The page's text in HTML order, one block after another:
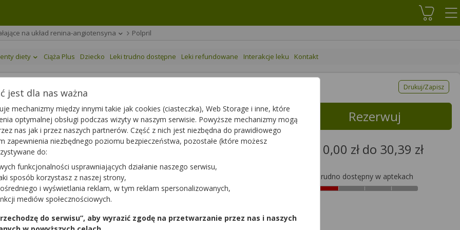
Koszyk
na układ renina-angiotensyna Polpril
diety Ciąża Plus Dziecko Leki trudno dostępne Leki refundowane Interakcje leku Kontakt
Drukuj/Zapisz
|65+|Dziecko
Rezerwuj
od 0,00 zł do 30,39 zł
Trudno dostępny w aptekach
5 mg
jest dla nas ważna
mechanizmy między innymi takie jak cookies (ciasteczka), Web Storage i inne, które
optymalnej obsługi podczas wizyty w naszym serwisie. Powyższe mechanizmy mogą
nas jak i przez naszych partnerów. Część z nich jest niezbędna do prawidłowego
zapewnienia niezbędnego poziomu bezpieczeństwa, pozostałe (które możesz
do:
funkcjonalności usprawniających działanie naszego serwisu,
sposób korzystasz z naszej strony,
i wyświetlania reklam, w tym reklam spersonalizowanych,
mediów społecznościowych.
do serwisu”, aby wyrazić zgodę na przetwarzanie przez nas i naszych